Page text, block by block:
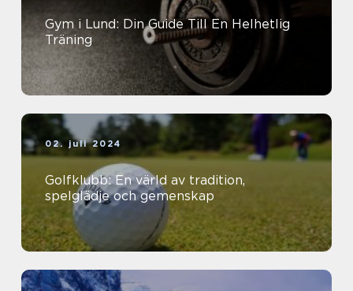
Gym i Lund: Din Guide Till En Helhetlig
Träning
02. juli 2024
Golfklubb: En värld av tradition,
spelglädje och gemenskap